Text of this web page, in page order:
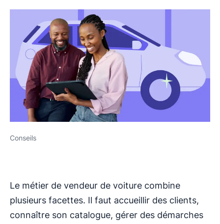
Conseils
Le métier de vendeur de voiture combine
plusieurs facettes. Il faut accueillir des clients,
connaître son catalogue, gérer des démarches